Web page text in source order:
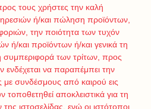
τους χρήστες την καλή
ή/και πώληση προϊόντων,
την ποιότητα των τυχόν
ή/και προϊόντων ή/και γενικά τη
συμπεριφορά των τρίτων, προς
ενδέχεται να παραπέμπει την
με συνδέσμους από καιρού εις
τοποθετηθεί αποκλειστικά για τη
ιστοσελίδας, ενώ οι ιστότοποι